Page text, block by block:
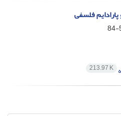
فلسفی
213.97 K